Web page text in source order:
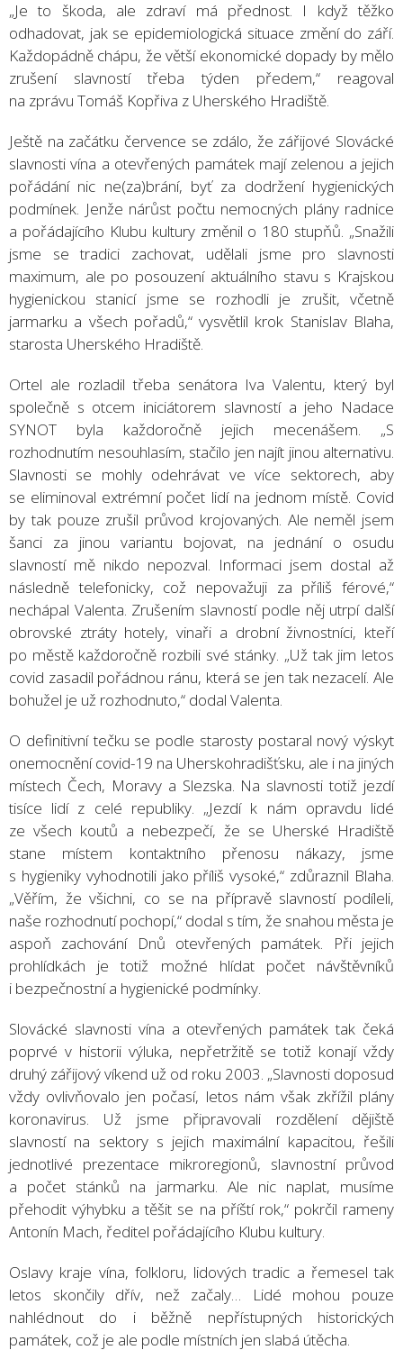
„Je to škoda, ale zdraví má přednost. I když těžko
odhadovat, jak se epidemiologická situace změní do září.
Každopádně chápu, že větší ekonomické dopady by mělo
zrušení slavností třeba týden předem,“ reagoval
na zprávu Tomáš Kopřiva z Uherského Hradiště.
Ještě na začátku července se zdálo, že zářijové Slovácké
slavnosti vína a otevřených památek mají zelenou a jejich
pořádání nic ne(za)brání, byť za dodržení hygienických
podmínek. Jenže nárůst počtu nemocných plány radnice
a pořádajícího Klubu kultury změnil o 180 stupňů. „Snažili
jsme se tradici zachovat, udělali jsme pro slavnosti
maximum, ale po posouzení aktuálního stavu s Krajskou
hygienickou stanicí jsme se rozhodli je zrušit, včetně
jarmarku a všech pořadů,“ vysvětlil krok Stanislav Blaha,
starosta Uherského Hradiště.
Ortel ale rozladil třeba senátora Iva Valentu, který byl
společně s otcem iniciátorem slavností a jeho Nadace
SYNOT byla každoročně jejich mecenášem. „S
rozhodnutím nesouhlasím, stačilo jen najít jinou alternativu.
Slavnosti se mohly odehrávat ve více sektorech, aby
se eliminoval extrémní počet lidí na jednom místě. Covid
by tak pouze zrušil průvod krojovaných. Ale neměl jsem
šanci za jinou variantu bojovat, na jednání o osudu
slavností mě nikdo nepozval. Informaci jsem dostal až
následně telefonicky, což nepovažuji za příliš férové,“
nechápal Valenta. Zrušením slavností podle něj utrpí další
obrovské ztráty hotely, vinaři a drobní živnostníci, kteří
po městě každoročně rozbili své stánky. „Už tak jim letos
covid zasadil pořádnou ránu, která se jen tak nezacelí. Ale
bohužel je už rozhodnuto,“ dodal Valenta.
O definitivní tečku se podle starosty postaral nový výskyt
onemocnění covid-19 na Uherskohradišťsku, ale i na jiných
místech Čech, Moravy a Slezska. Na slavnosti totiž jezdí
tisíce lidí z celé republiky. „Jezdí k nám opravdu lidé
ze všech koutů a nebezpečí, že se Uherské Hradiště
stane místem kontaktního přenosu nákazy, jsme
s hygieniky vyhodnotili jako příliš vysoké,“ zdůraznil Blaha.
„Věřím, že všichni, co se na přípravě slavností podíleli,
naše rozhodnutí pochopí,“ dodal s tím, že snahou města je
aspoň zachování Dnů otevřených památek. Při jejich
prohlídkách je totiž možné hlídat počet návštěvníků
i bezpečnostní a hygienické podmínky.
Slovácké slavnosti vína a otevřených památek tak čeká
poprvé v historii výluka, nepřetržitě se totiž konají vždy
druhý zářijový víkend už od roku 2003. „Slavnosti doposud
vždy ovlivňovalo jen počasí, letos nám však zkřížil plány
koronavirus. Už jsme připravovali rozdělení dějiště
slavností na sektory s jejich maximální kapacitou, řešili
jednotlivé prezentace mikroregionů, slavnostní průvod
a počet stánků na jarmarku. Ale nic naplat, musíme
přehodit výhybku a těšit se na příští rok,“ pokrčil rameny
Antonín Mach, ředitel pořádajícího Klubu kultury.
Oslavy kraje vína, folkloru, lidových tradic a řemesel tak
letos skončily dřív, než začaly… Lidé mohou pouze
nahlédnout do i běžně nepřístupných historických
památek, což je ale podle místních jen slabá útěcha.